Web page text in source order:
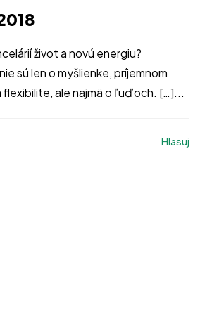
život a novú energiu?
sú len o myšlienke, príjemnom
ale najmä o ľuďoch. […]...
Hlasuj